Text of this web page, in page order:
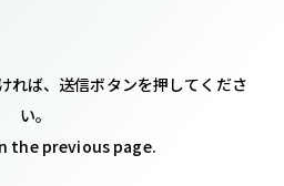
れば、送信ボタンを押してくださ
い。
the previous page.